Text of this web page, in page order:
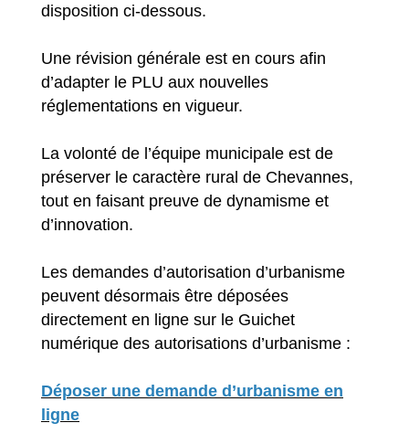
disposition ci-dessous.
Une révision générale est en cours afin
d’adapter le PLU aux nouvelles
réglementations en vigueur.
La volonté de l’équipe municipale est de
préserver le caractère rural de Chevannes,
tout en faisant preuve de dynamisme et
d’innovation.
Les demandes d’autorisation d’urbanisme
peuvent désormais être déposées
directement en ligne sur le Guichet
numérique des autorisations d’urbanisme :
Déposer une demande d’urbanisme en
ligne